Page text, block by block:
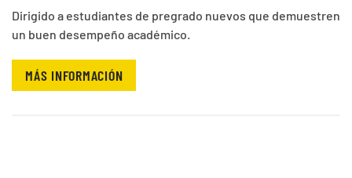
Dirigido a estudiantes de pregrado nuevos que demuestren
un buen desempeño académico.
MÁS INFORMACIÓN